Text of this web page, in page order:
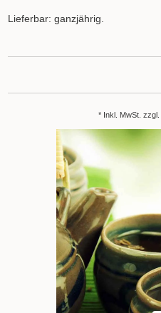
Lieferbar: ganzjährig.
* Inkl. MwSt. zzgl.